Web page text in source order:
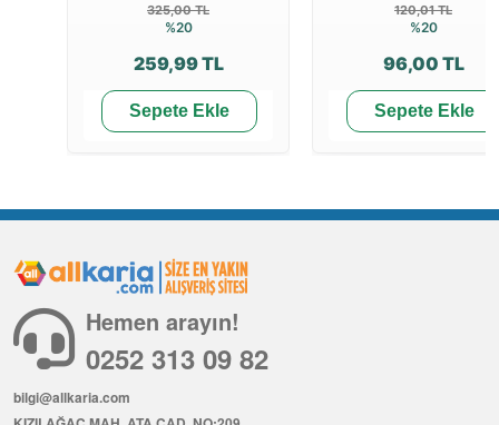
325,00 TL
%20
259,99 TL
Sepete Ekle
120,01 TL
%20
96,00 TL
Sepete Ekle
Hemen arayın!
0252 313 09 82
bilgi@allkaria.com